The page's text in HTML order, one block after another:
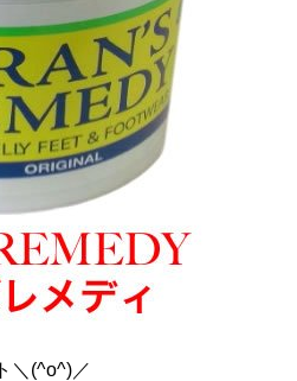
＼(^o^)／